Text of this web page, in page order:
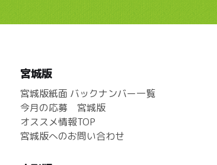
宮城版
宮城版紙面 バックナンバー一覧
今月の応募 宮城版
オススメ情報TOP
宮城版へのお問い合わせ